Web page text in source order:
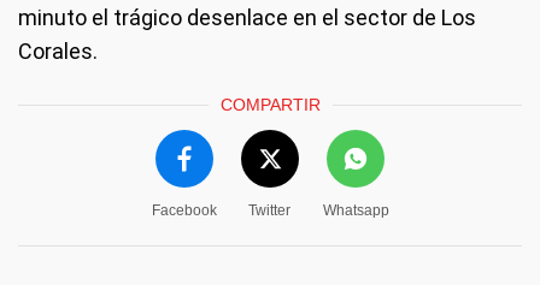
minuto el trágico desenlace en el sector de Los
Corales.
COMPARTIR
Facebook Twitter Whatsapp